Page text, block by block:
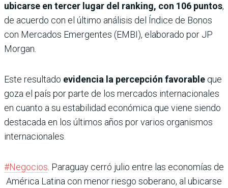
ubicarse en tercer lugar del ranking, con 106 puntos,
de acuerdo con el último análisis del Índice de Bonos
con Mercados Emergentes (EMBI), elaborado por JP
Morgan.
Este resultado evidencia la percepción favorable que
goza el país por parte de los mercados internacionales
en cuanto a su estabilidad económica que viene siendo
destacada en los últimos años por varios organismos
internacionales.
#Negocios . Paraguay cerró julio entre las economías de
América Latina con menor riesgo soberano, al ubicarse